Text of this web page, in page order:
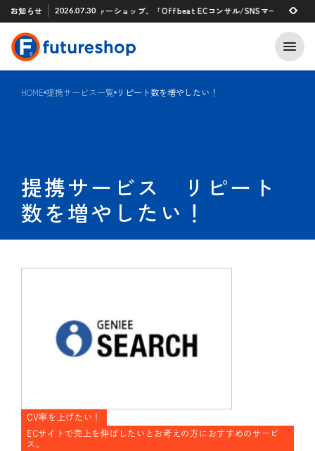
お知らせ
アプリ 「STAFF START」とのタグ連携を開始
2026.07.30
フューチャーショップ、「Offbeat ECコンサル/SNSマーケティング支援
2026.07.29
HOME 提携サービス一覧 リピート数を増やしたい！
提携サービス リピート
数を増やしたい！
CV率を上げたい！
ECサイトで売上を伸ばしたいとお考えの方におすすめのサービ
ス。